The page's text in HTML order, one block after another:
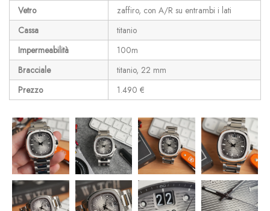
Vetro
zaffiro, con A/R su entrambi i lati
Cassa
titanio
Impermeabilità
100m
Bracciale
titanio, 22 mm
Prezzo
1.490 €